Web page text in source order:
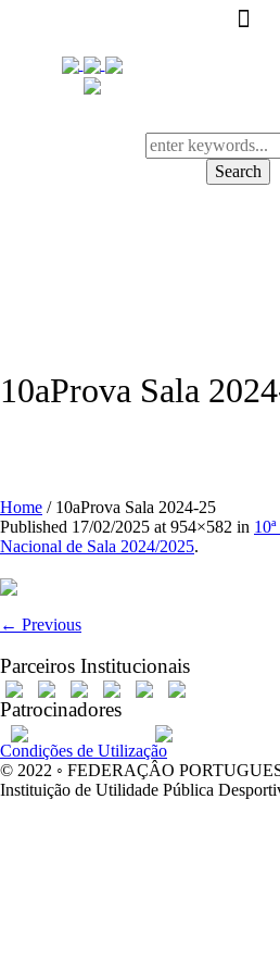
Search
10aProva Sala
Home / 10aProva Sala 2024-25
Published 17/02/2025 at 954×582 in
Nacional de Sala 2024/2025.
← Previous
Parceiros Institucionais
Patrocinadores
Condições de Utilização
© 2022 ◦ FEDERAÇÂO
Instituição de Utilidade Pública